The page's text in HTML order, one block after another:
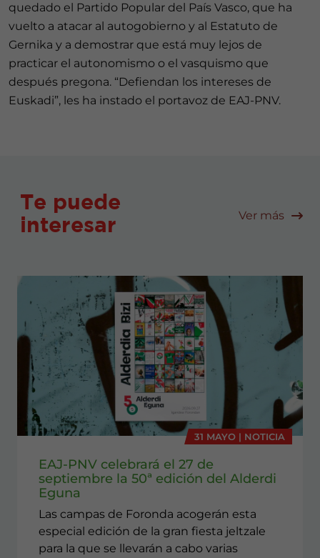
quedado el Partido Popular del País Vasco, que ha
vuelto a atacar al autogobierno y al Estatuto de
Gernika y a demostrar que está muy lejos de
practicar el autonomismo o el vasquismo que
después pregona. “Defiendan los intereses de
Euskadi”, les ha instado el portavoz de EAJ-PNV.
Te puede
interesar
Ver más
31 MAYO | NOTICIA
EAJ-PNV celebrará el 27 de
septiembre la 50ª edición del Alderdi
Eguna
Las campas de Foronda acogerán esta
especial edición de la gran fiesta jeltzale
para la que se llevarán a cabo varias